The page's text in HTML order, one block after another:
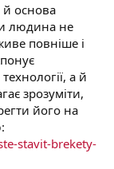
й основа
людина не
повніше і
а й
зрозуміти,
його на
stavit-brekety-